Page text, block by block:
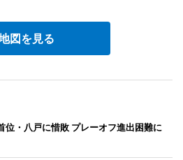
図を見る
位・八戸に惜敗 プレーオフ進出困難に